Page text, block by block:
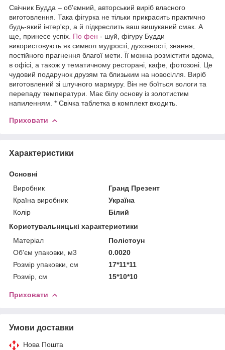
Свічник Будда – об'ємний, авторський виріб власного
виготовлення. Така фігурка не тільки прикрасить практично
будь-який інтер'єр, а й підкреслить ваш вишуканий смак. А
ще, принесе успіх . По фен - шуй, фігуру Будди
використовують як символ мудрості, духовності, знання,
постійного прагнення благої мети. Її можна розмістити вдома,
в офісі, а також у тематичному ресторані, кафе, фотозоні. Це
чудовий подарунок друзям та близьким на новосілля. Виріб
виготовлений зі штучного мармуру. Він не боїться вологи та
перепаду температури. Має білу основу із золотистим
напиленням. * Свічка таблетка в комплект входить.
Приховати
Характеристики
Основні
Виробник
Гранд Презент
Країна виробник
Україна
Колір
Білий
Користувальницькі характеристики
Матеріал
Полістоун
Об'єм упаковки, м3
0.0020
Розмір упаковки, см
17*11*11
Розмір, см
15*10*10
Приховати
Умови доставки
Нова Пошта